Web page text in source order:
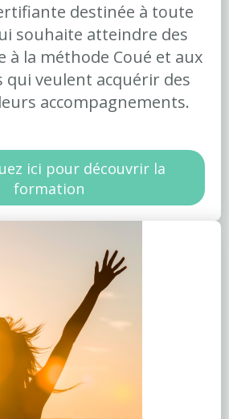
destinée à toute
souhaite atteindre des
à la méthode Coué et aux
veulent acquérir des
accompagnements.
ici pour découvrir la
formation